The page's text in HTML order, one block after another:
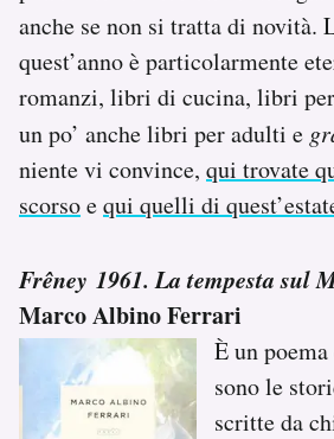
anche se non si tratta di novità.
quest’anno è particolarmente
romanzi, libri di cucina, libri
un po’ anche libri per adulti e
niente vi convince, qui trovate
scorsoequi quelli di
Frêney 1961. La tempesta sul
Marco Albino Ferrari
È un
sono le
scritte da